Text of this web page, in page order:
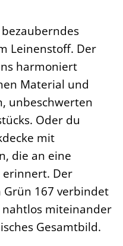
Leinenstoff. Der
harmoniert
Material und
unbeschwerten
Oder du
mit
die an eine
erinnert. Der
167 verbindet
nahtlos miteinander
Gesamtbild.